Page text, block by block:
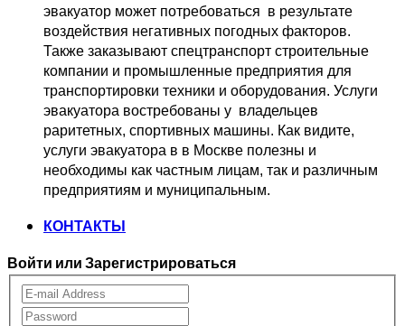
эвакуатор может потребоваться  в результате
воздействия негативных погодных факторов.
Также заказывают спецтранспорт строительные
компании и промышленные предприятия для
транспортировки техники и оборудования. Услуги
эвакуатора востребованы у  владельцев
раритетных, спортивных машины. Как видите,
услуги эвакуатора в в Москве полезны и
необходимы как частным лицам, так и различным
предприятиям и муниципальным.
КОНТАКТЫ
Войти или Зарегистрироваться